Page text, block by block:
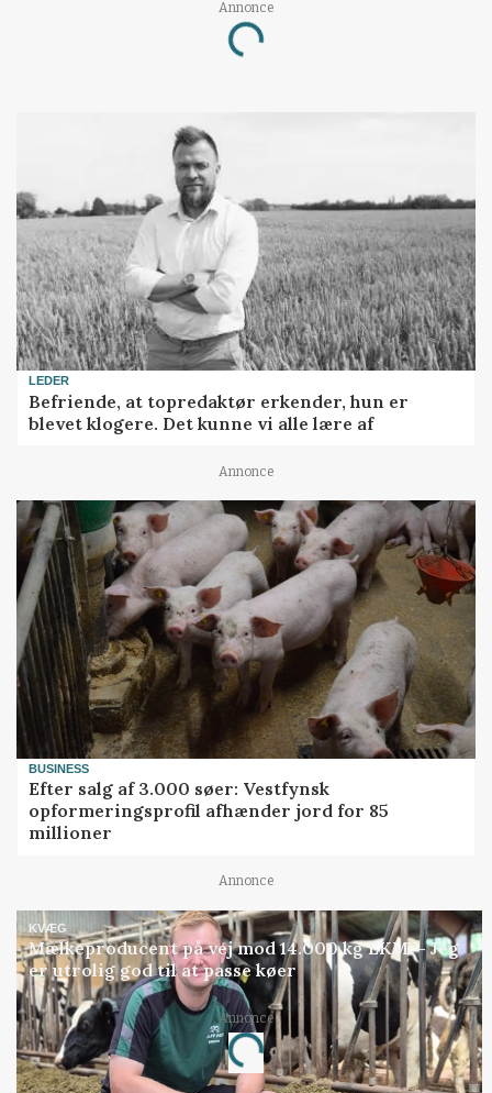
Annonce
Loading...
LEDER
Befriende, at topredaktør erkender, hun er
blevet klogere. Det kunne vi alle lære af
Annonce
BUSINESS
Efter salg af 3.000 søer: Vestfynsk
opformeringsprofil afhænder jord for 85
millioner
Annonce
KVÆG
Mælkeproducent på vej mod 14.000 kg EKM: - Jeg
er utrolig god til at passe køer
Annonce
Loading...